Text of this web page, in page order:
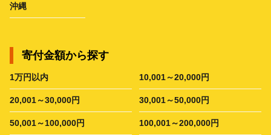
沖縄
寄付金額から探す
1万円以内 10,001～20,000円
20,001～30,000円 30,001～50,000円
50,001～100,000円 100,001～200,000円